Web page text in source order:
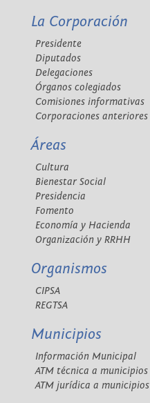
La Corporación
Presidente
Diputados
Delegaciones
Órganos colegiados
Comisiones informativas
Corporaciones anteriores
Áreas
Cultura
Bienestar Social
Presidencia
Fomento
Economía y Hacienda
Organización y RRHH
Organismos
CIPSA
REGTSA
Municipios
Información Municipal
ATM técnica a municipios
ATM jurídica a municipios